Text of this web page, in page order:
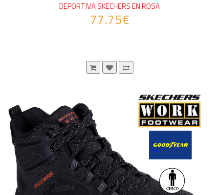
DEPORTIVA SKECHERS EN ROSA
77.75€